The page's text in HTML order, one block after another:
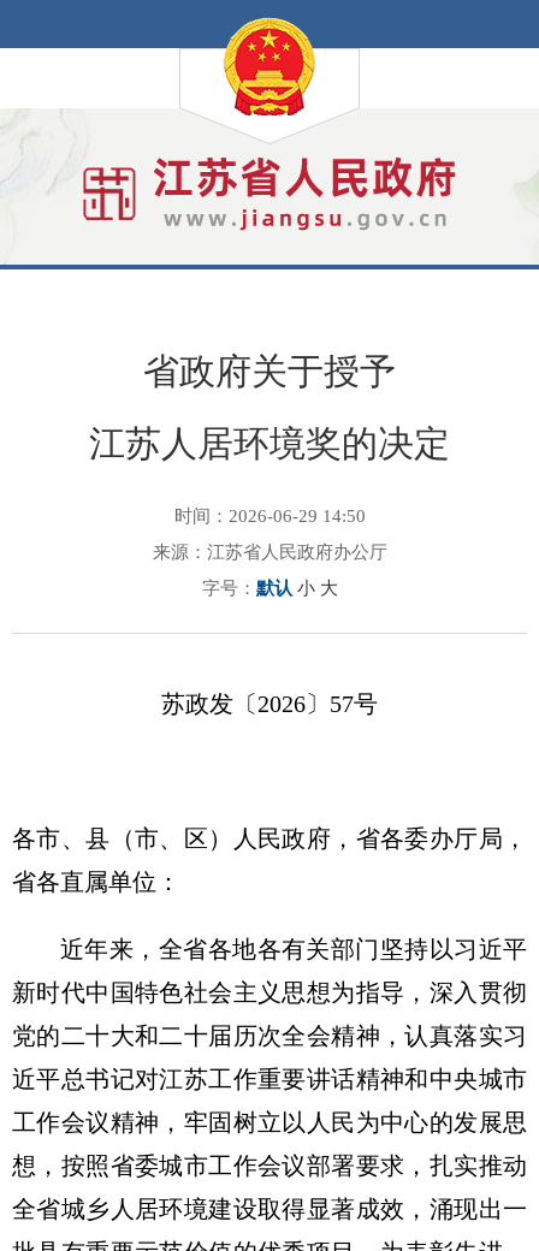
省政府关于授予
江苏人居环境奖的决定
时间：2026-06-29 14:50
来源：江苏省人民政府办公厅
字号： 默认 小 大
苏政发〔2026〕57号
各市、县（市、区）人民政府，省各委办厅局，
省各直属单位：
近年来，全省各地各有关部门坚持以习近平
新时代中国特色社会主义思想为指导，深入贯彻
党的二十大和二十届历次全会精神，认真落实习
近平总书记对江苏工作重要讲话精神和中央城市
工作会议精神，牢固树立以人民为中心的发展思
想，按照省委城市工作会议部署要求，扎实推动
全省城乡人居环境建设取得显著成效，涌现出一